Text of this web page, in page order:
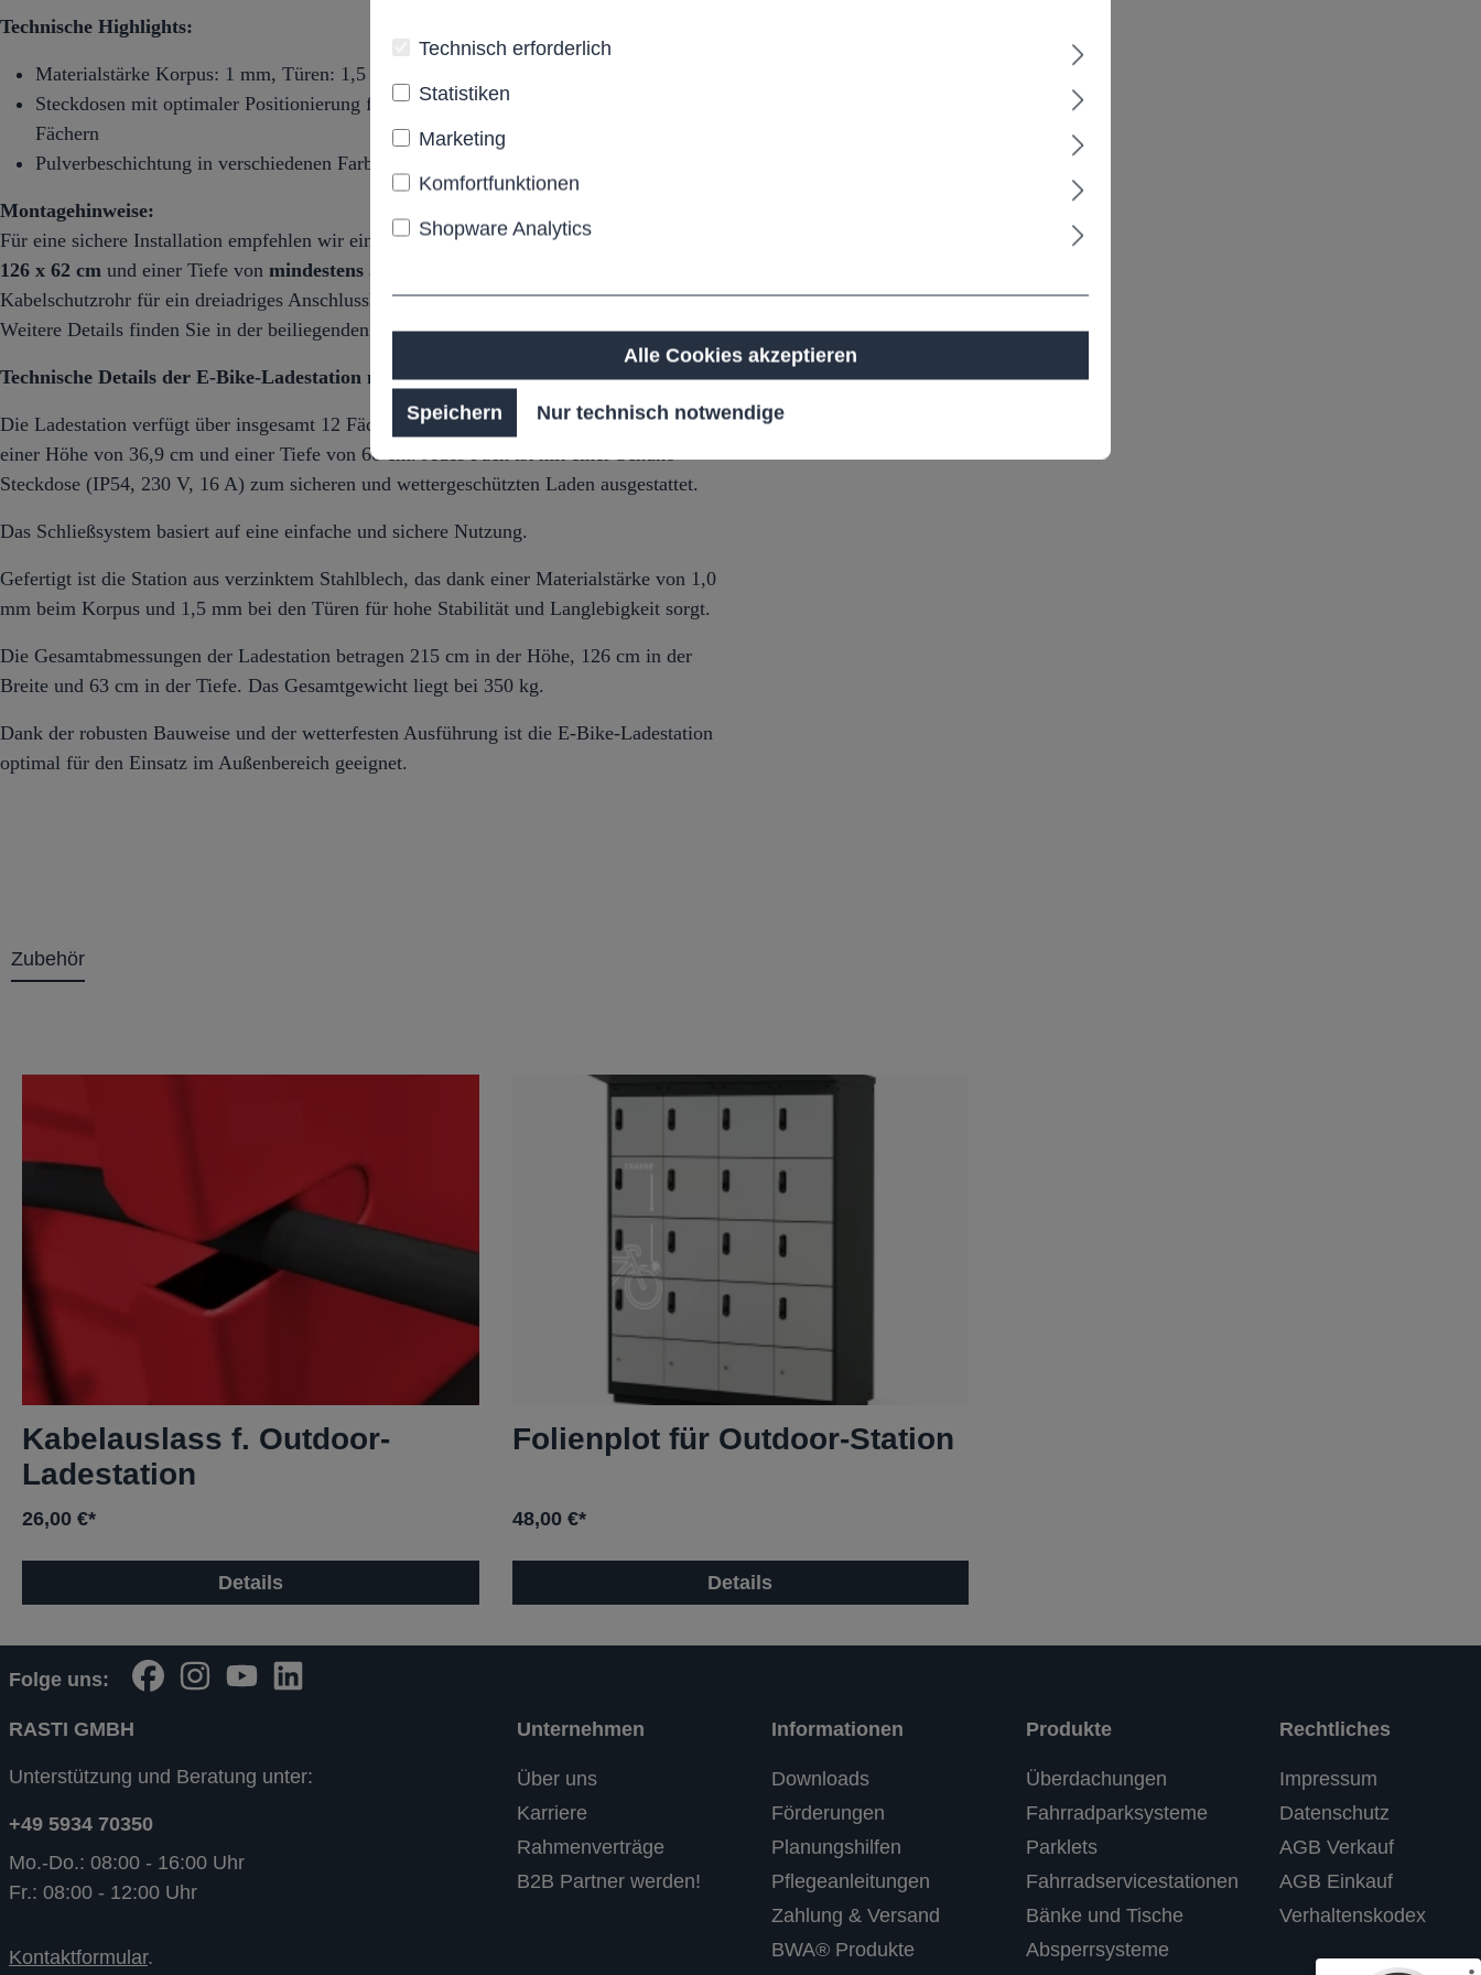
Technische Highlights:
Materialstärke Korpus: 1 mm, Türen: 1,5 mm
Steckdosen mit optimaler Positionierung für leichtes Einstecken, auch in oberen
Fächern
Pulverbeschichtung in verschiedenen Farbvarianten erhältlich
Montagehinweise:
Für eine sichere Installation empfehlen wir ein Betonfundament mit Mindestmaßen von
126 x 62 cm und einer Tiefe von mindestens 50 cm
Kabelschutzrohr für ein dreiadriges Anschlusskabel (mind. 2,5 mm²) ist erforderlich.
Weitere Details finden Sie in der beiliegenden Bedienungsanleitung.
Technische Details der E-Bike-Ladestation mit 12Ladefächern:
Die Ladestation verfügt über insgesamt 12 Fächer, jedes mit einer Breite von 40 cm,
einer Höhe von 36,9 cm und einer Tiefe von 60 cm. Jedes Fach ist mit einer Schuko-
Steckdose (IP54, 230 V, 16 A) zum sicheren und wettergeschützten Laden ausgestattet.
Das Schließsystem basiert auf eine einfache und sichere Nutzung.
Gefertigt ist die Station aus verzinktem Stahlblech, das dank einer Materialstärke von 1,0
mm beim Korpus und 1,5 mm bei den Türen für hohe Stabilität und Langlebigkeit sorgt.
Die Gesamtabmessungen der Ladestation betragen 215 cm in der Höhe, 126 cm in der
Breite und 63 cm in der Tiefe. Das Gesamtgewicht liegt bei 350 kg.
Dank der robusten Bauweise und der wetterfesten Ausführung ist die E-Bike-Ladestation
optimal für den Einsatz im Außenbereich geeignet.
Zubehör
Kabelauslass f. Outdoor-
Ladestation
26,00 €*
Details
Folienplot für Outdoor-Station
48,00 €*
Details
Folge uns:
RASTI GMBH
Unterstützung und Beratung unter:
+49 5934 70350
Mo.-Do.: 08:00 - 16:00 Uhr
Fr.: 08:00 - 12:00 Uhr
Kontaktformular.
Unternehmen
Über uns
Karriere
Rahmenverträge
B2B Partner werden!
Informationen
Downloads
Förderungen
Planungshilfen
Pflegeanleitungen
Zahlung & Versand
BWA® Produkte
Produkte
Überdachungen
Fahrradparksysteme
Parklets
Fahrradservicestationen
Bänke und Tische
Absperrsysteme
Rechtliches
Impressum
Datenschutz
AGB Verkauf
AGB Einkauf
Verhaltenskodex
Technisch erforderlich
Statistiken
Marketing
Komfortfunktionen
Shopware Analytics
Alle Cookies akzeptieren
Speichern Nur technisch notwendige
RASTI
100
%
Empfehlungen auf
ProvenExpert.com
Bewertungen auf ProvenExpert.com